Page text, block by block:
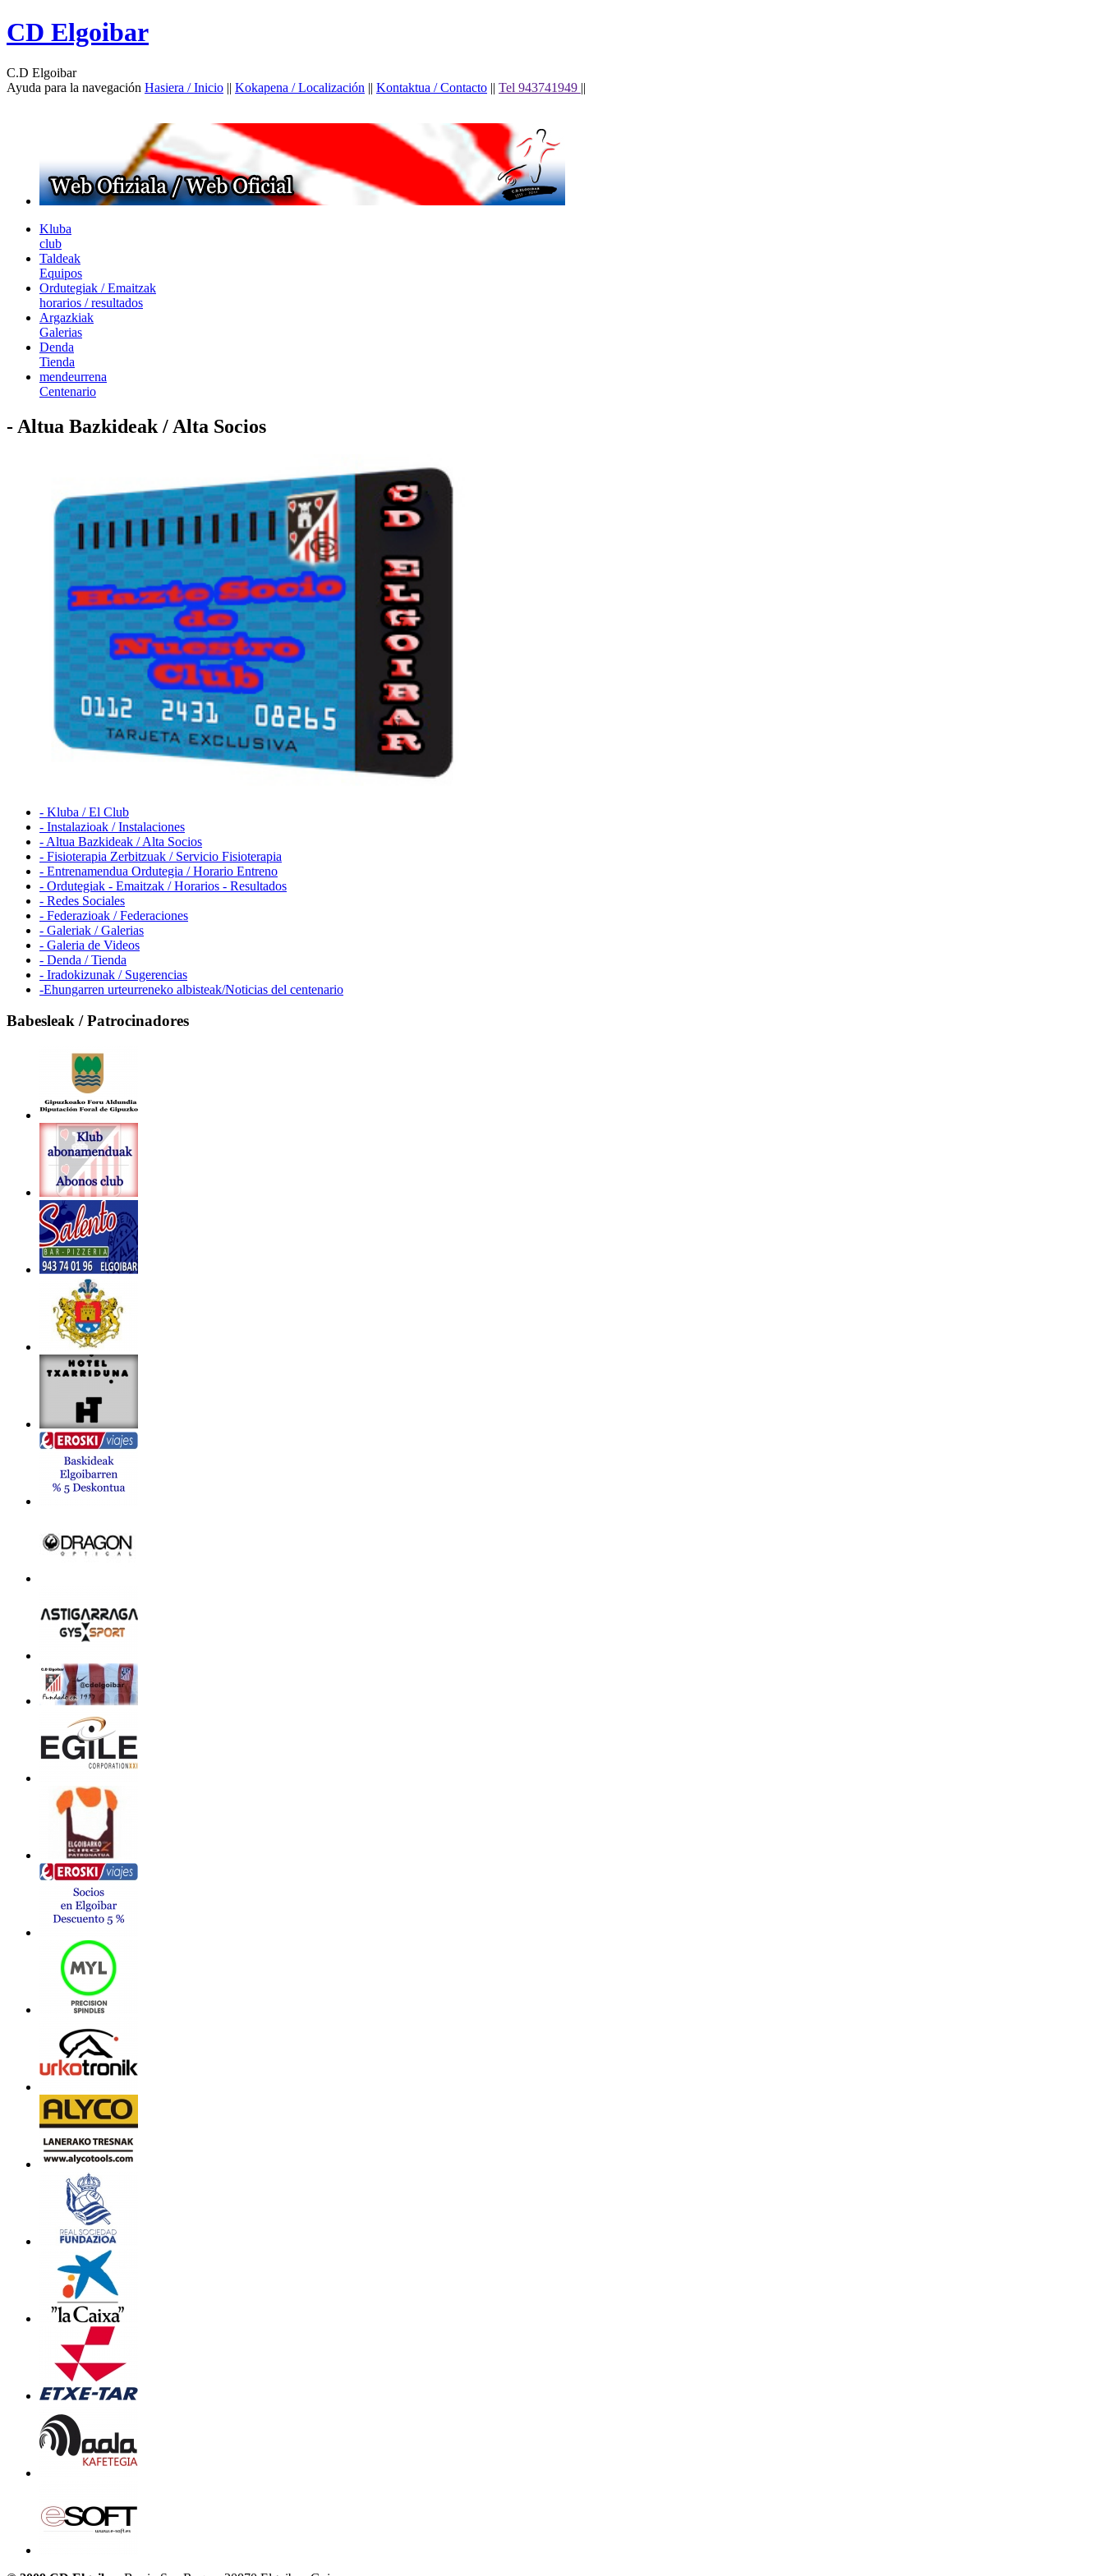
CD Elgoibar
C.D Elgoibar
Ayuda para la navegación Hasiera / Inicio || Kokapena / Localización || Kontaktua / Contacto || Tel 943741949 ||
Kluba
club
Taldeak
Equipos
Ordutegiak / Emaitzak
horarios / resultados
Argazkiak
Galerias
Denda
Tienda
mendeurrena
Centenario
- Altua Bazkideak / Alta Socios
- Kluba / El Club
- Instalazioak / Instalaciones
- Altua Bazkideak / Alta Socios
- Fisioterapia Zerbitzuak / Servicio Fisioterapia
- Entrenamendua Ordutegia / Horario Entreno
- Ordutegiak - Emaitzak / Horarios - Resultados
- Redes Sociales
- Federazioak / Federaciones
- Galeriak / Galerias
- Galeria de Videos
- Denda / Tienda
- Iradokizunak / Sugerencias
-Ehungarren urteurreneko albisteak/Noticias del centenario
Babesleak / Patrocinadores